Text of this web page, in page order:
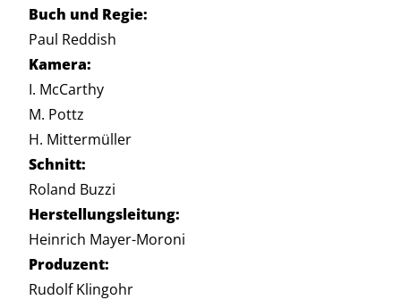
Buch und Regie:
Paul Reddish
Kamera:
I. McCarthy
M. Pottz
H. Mittermüller
Schnitt:
Roland Buzzi
Herstellungsleitung:
Heinrich Mayer-Moroni
Produzent:
Rudolf Klingohr